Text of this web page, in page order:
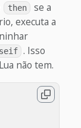
then
se a
executa a
. Isso
não tem.